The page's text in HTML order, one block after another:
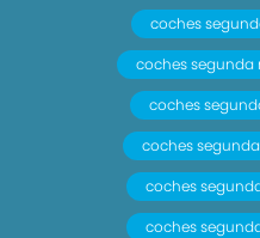
coches
coches
coches
coches
coches
coches